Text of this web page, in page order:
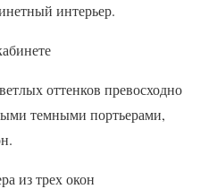
интерьер.
оттенков превосходно
темными портьерами,
из трех окон